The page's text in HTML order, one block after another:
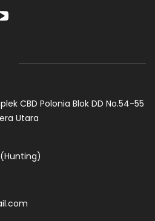
CBD Polonia Blok DD No.54-55
Utara
(Hunting)